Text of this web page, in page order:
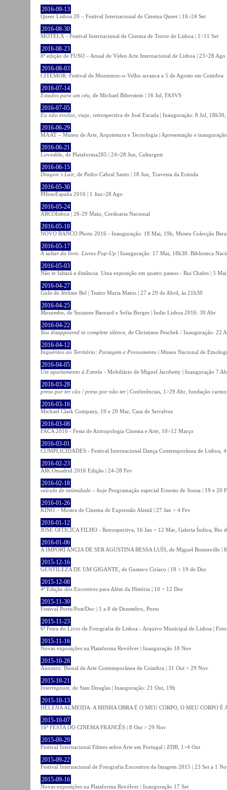
2016-09-13
Queer Lisboa 20 – Festival Internacional de Cinema Queer | 16>24 Set
2016-08-30
MOTELX - Festival Internacional de Cinema de Terror de Lisboa | 1>11 Set
2016-08-23
8ª edição de FUSO – Anual de Vídeo Arte Internacional de Lisboa | 23>28 Ago
2016-08-03
CITEMOR: Festival de Montemor-o-Velho arranca a 5 de Agosto em Coimbra
2016-07-14
Estudos para um céu , de Michael Biberstein | 16 Jul, FASVS
2016-07-05
Eu não evoluo, viajo , retrospectiva de José Escada | Inauguração: 8 Jul,
2016-06-29
MAAT – Museu de Arte, Arquitetura e Tecnologia | Apresentação e
2016-06-21
Loveable, de Plataforma285 | 24>28 Jun, Culturgest
2016-06-15
Dragon´s Lair, de Pedro Cabral Santo | 18 Jun, Travessa da Ermida
2016-05-30
PHotoEspaña 2016 | 1 Jun>28 Ago
2016-05-24
ARCOlisboa | 26-29 Maio, Cordoaria Nacional
2016-05-18
NOVO BANCO Photo 2016 - Inauguração: 18 Mai, 19h, Museu Colecção
2016-05-17
A saltar do livro. Livros Pop-Up | Inauguração: 17 Mai, 18h30. Biblioteca
2016-05-03
Não te faltará a distância. Uma exposição em quatro passos - Rui Chafes | 5
2016-04-27
Gala de Jérôme Bel | Teatro Maria Matos | 27 a 29 de Abril, às 21h30
2016-04-25
Maxamba , de Suzanne Barnard e Sofia Borges | Indie Lisboa 2016: 30 Abr
2016-04-22
You disappeared in complete silence , de Christiane Peschek / Inauguração: 22
2016-04-12
Inquéritos ao Território: Paisagem e Povoamento | Museu Nacional de
2016-04-05
Um apartamento à Estrela - Mobiliário de Miguel Jacobetty | Inauguração 7
2016-03-28
preso por ter cão / preso por não ter| Conferências, 1>29 Abr, fundação
2016-03-16
Michael Clark Company, 19 e 20 Mar, Casa de Serralves
2016-03-08
FACA 2016 - Festa de Antropologia Cinema e Arte, 10>12 Março
2016-03-01
CUMPLICIDADES - Festival Internacional Dança Contemporânea de Lisboa,
2016-02-23
ARCOmadrid 2016 Edição | 24-28 Fev
2016-02-18
veículo de intimidade – hoje Programação especial Ernesto de Sousa | 19 e 20
2016-01-26
KINO – Mostra de Cinema de Expressão Alemã | 27 Jan > 4 Fev
2016-01-12
JOSÉ OITICICA FILHO - Retrospectiva, 16 Jan > 12 Mar, Galeria Índica, Rio
2016-01-06
A IMPORTÂNCIA DE SER AGUSTINA BESSA LUÍS, de Miguel Bonneville |
2015-12-16
GENTILEZA DE UM GIGANTE, de Gustavo Ciríaco | 18 > 19 de Dez
2015-12-08
4ª Edição dos Encontros para Além da História | 10 > 12 Dez
2015-11-30
Festival Porto/Post/Doc | 1 a 8 de Dezembro, Porto
2015-11-23
6ª Feira do Livro de Fotografia de Lisboa - Arquivo Municipal de Lisboa |
2015-11-16
Novas exposições na Plataforma Revólver | Inauguração 18 Nov
2015-10-28
Anozero: Bienal de Arte Contemporânea de Coimbra | 31 Out > 29 Nov
2015-10-21
Interregnum , de Stan Douglas | Inauguração: 21 Out, 19h
2015-10-13
HELENA ALMEIDA: A MINHA OBRA É O MEU CORPO, O MEU CORPO É
2015-10-07
16ª FESTA DO CINEMA FRANCÊS | 8 Out > 29 Nov
2015-09-29
Festival Internacional Filmes sobre Arte em Portugal | ZDB, 1>4 Out
2015-09-22
Festival Internacional de Fotografia Encontros da Imagem 2015 | 23 Set a 1
2015-09-16
Novas exposições na Plataforma Revólver | Inauguração 17 Set